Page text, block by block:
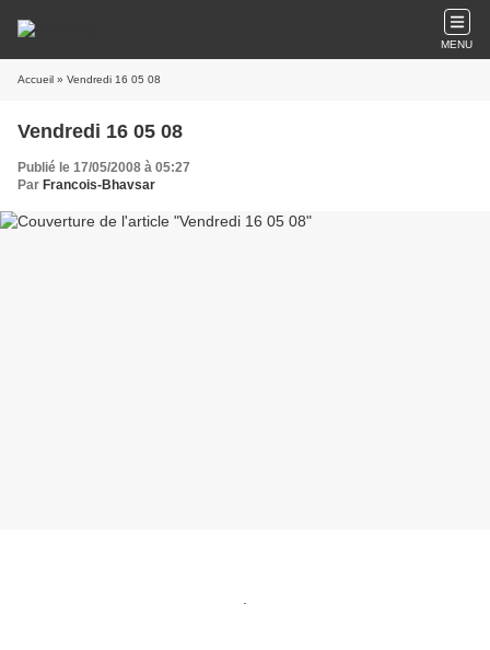
MENU
Accueil » Vendredi 16 05 08
Vendredi 16 05 08
Publié le 17/05/2008 à 05:27
Par Francois-Bhavsar